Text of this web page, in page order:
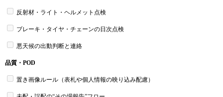
反射材・ライト・ヘルメット点検
ブレーキ・タイヤ・チェーンの日次点検
悪天候の出動判断と連絡
品質・POD
置き画像ルール（表札や個人情報の映り込み配慮）